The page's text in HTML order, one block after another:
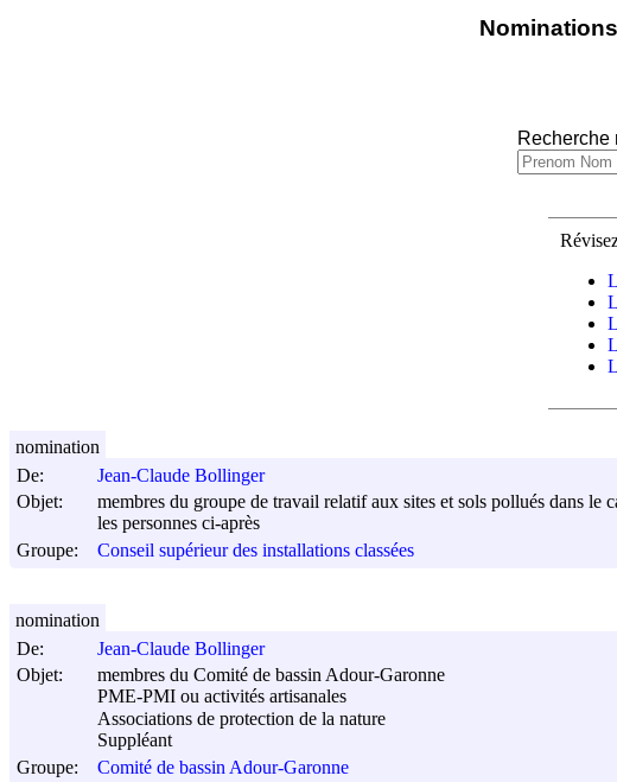
Recherche
De:
Jean-Claude Bollinger
Objet:
membres du groupe de travail relatif aux sites et sols pollués dans le
les personnes ci-après
Groupe:
Conseil supérieur des installations classées
nomination
De:
Jean-Claude Bollinger
Objet:
membres du Comité de bassin Adour-Garonne
PME-PMI ou activités artisanales
Associations de protection de la nature
Suppléant
Groupe:
Comité de bassin Adour-Garonne
nomination